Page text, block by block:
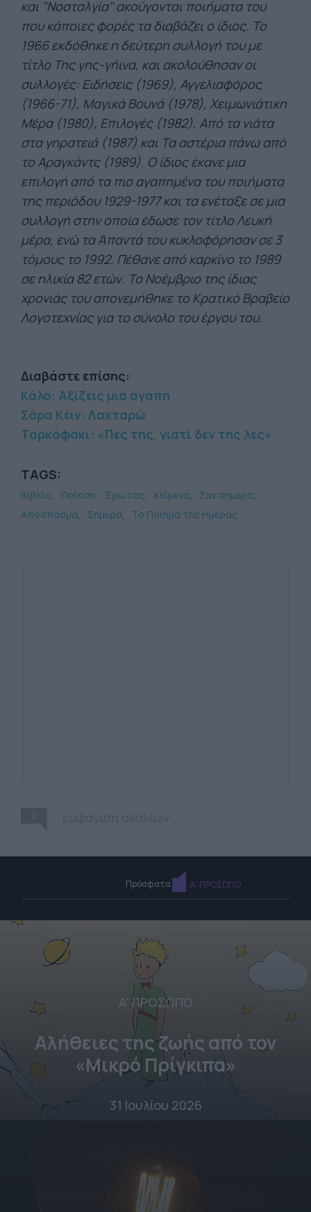
και "Νοσταλγία" ακούγονται ποιήματα του
που κάποιες φορές τα διαβάζει ο ίδιος. Το
1966 εκδόθηκε η δεύτερη συλλογή του με
τίτλο Της γης-γήινα, και ακολούθησαν οι
συλλογές: Ειδήσεις (1969), Αγγελιαφόρος
(1966-71), Μαγικά Βουνά (1978), Χειμωνιάτικη
Μέρα (1980), Επιλογές (1982), Από τα νιάτα
στα γηρατειά (1987) και Τα αστέρια πάνω από
το Αραγκάντς (1989). Ο ίδιος έκανε μια
επιλογή από τα πιο αγαπημένα του ποιήματα
της περιόδου 1929-1977 και τα ενέταξε σε μια
συλλογή στην οποία έδωσε τον τίτλο Λευκή
μέρα, ενώ τα Άπαντά του κυκλοφόρησαν σε 3
τόμους το 1992. Πέθανε από καρκίνο το 1989
σε ηλικία 82 ετών. Το Νοέμβριο της ίδιας
χρονιάς του απονεμήθηκε το Κρατικό Βραβείο
Λογοτεχνίας για το σύνολο του έργου του.
Διαβάστε επίσης:
Κάλο: Αξίζεις μια αγάπη
Σάρα Κέιν: Λαχταρώ
Ταρκόφσκι: «Πες της, γιατί δεν της λες»
TAGS:
Βιβλίο Ποίηση Έρωτας Κείμενα
Σαν σήμερα
Απόσπασμα
Σήμερα Το Ποίημα της Ημέρας
Πρόσφατα Α' ΠΡΟΣΩΠΟ
Α' ΠΡΟΣΩΠΟ
Αλήθειες της ζωής από τον
«Μικρό Πρίγκιπα»
31 Ιουλίου 2026